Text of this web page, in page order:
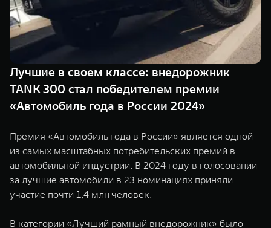
Веди за собой
от 6 499 000 ₽
Сила
от 10 199
WEY 07
Расширяя границы комфорта
от 6 149 000 ₽
WEY 05
Эстетика
от 5 699
TANK Страхование
Подписки
Лучшие в своем классе: внедорожник
TANK 300 стал победителем премии
«Автомобиль года в России 2024»
Премия «Автомобиль года в России» является одной
из самых масштабных потребительских премий в
автомобильной индустрии. В 2024 году в голосовании
за лучшие автомобили в 23 номинациях приняли
участие почти 1,4 млн человек.
В категории «Лучший рамный внедорожник» было